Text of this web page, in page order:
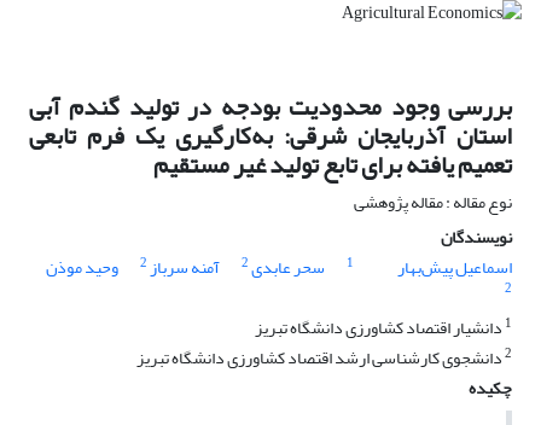
بررسی وجود محدودیت بودجه در تولید گندم آبی
استان آذربایجان شرقی: به‌کارگیری یک فرم تابعی
تعمیم یافته برای تابع تولید غیر مستقیم
نوع مقاله : مقاله پژوهشی
نویسندگان
اسماعیل پیش‌بهار
1 سحر عابدی2 آمنه سرباز2 وحید موذن
2
1 دانشیار اقتصاد کشاورزی دانشگاه تبریز
2دانشجوی کارشناسی ارشد اقتصاد کشاورزی دانشگاه تبریز
چکیده